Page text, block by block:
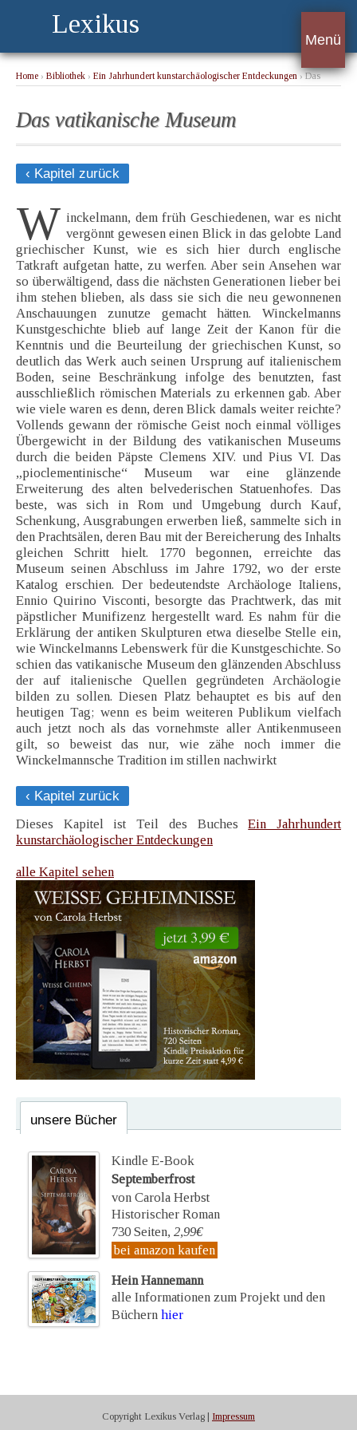
Lexikus
Menü
Home › Bibliothek › Ein Jahrhundert kunstarchäologischer Entdeckungen › Das
Das vatikanische Museum
‹ Kapitel zurück
W inckelmann, dem früh Geschiedenen, war es nicht
vergönnt gewesen einen Blick in das gelobte Land
griechischer Kunst, wie es sich hier durch englische
Tatkraft aufgetan hatte, zu werfen. Aber sein Ansehen war
so überwältigend, dass die nächsten Generationen lieber bei
ihm stehen blieben, als dass sie sich die neu gewonnenen
Anschauungen zunutze gemacht hätten. Winckelmanns
Kunstgeschichte blieb auf lange Zeit der Kanon für die
Kenntnis und die Beurteilung der griechischen Kunst, so
deutlich das Werk auch seinen Ursprung auf italienischem
Boden, seine Beschränkung infolge des benutzten, fast
ausschließlich römischen Materials zu erkennen gab. Aber
wie viele waren es denn, deren Blick damals weiter reichte?
Vollends gewann der römische Geist noch einmal völliges
Übergewicht in der Bildung des vatikanischen Museums
durch die beiden Päpste Clemens XIV. und Pius VI. Das
„pioclementinische“ Museum war eine glänzende
Erweiterung des alten belvederischen Statuenhofes. Das
beste, was sich in Rom und Umgebung durch Kauf,
Schenkung, Ausgrabungen erwerben ließ, sammelte sich in
den Prachtsälen, deren Bau mit der Bereicherung des Inhalts
gleichen Schritt hielt. 1770 begonnen, erreichte das
Museum seinen Abschluss im Jahre 1792, wo der erste
Katalog erschien. Der bedeutendste Archäologe Italiens,
Ennio Quirino Visconti, besorgte das Prachtwerk, das mit
päpstlicher Munifizenz hergestellt ward. Es nahm für die
Erklärung der antiken Skulpturen etwa dieselbe Stelle ein,
wie Winckelmanns Lebenswerk für die Kunstgeschichte. So
schien das vatikanische Museum den glänzenden Abschluss
der auf italienische Quellen gegründeten Archäologie
bilden zu sollen. Diesen Platz behauptet es bis auf den
heutigen Tag; wenn es beim weiteren Publikum vielfach
auch jetzt noch als das vornehmste aller Antikenmuseen
gilt, so beweist das nur, wie zähe noch immer die
Winckelmannsche Tradition im stillen nachwirkt
‹ Kapitel zurück
Dieses Kapitel ist Teil des BuchesEin Jahrhundert
kunstarchäologischer Entdeckungen
alle Kapitel sehen
unsere Bücher
Kindle E-Book
Septemberfrost
von Carola Herbst
Historischer Roman
730 Seiten, 2,99€
bei amazon kaufen
Hein Hannemann
alle Informationen zum Projekt und den
Büchern hier
Copyright Lexikus Verlag | Impressum